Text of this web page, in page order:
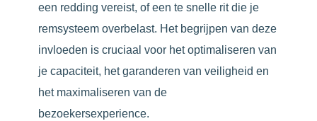
een redding vereist, of een te snelle rit die je
remsysteem overbelast. Het begrijpen van deze
invloeden is cruciaal voor het optimaliseren van
je capaciteit, het garanderen van veiligheid en
het maximaliseren van de
bezoekersexperience.